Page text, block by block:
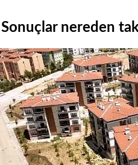
Sonuçlar nereden